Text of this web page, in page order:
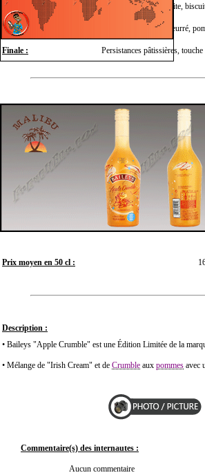
Nez : Arômes de pomme cuite,
Bouche : Saveurs de crumble beurré,
Finale : Persistances pâtissières,
Prix moyen en 50 cl :
Description :
• Baileys "Apple Crumble" est une Édition Limitée de la
• Mélange de "Irish Cream" et de Crumble aux pommes avec
Commentaire(s) des internautes :
Aucun commentaire